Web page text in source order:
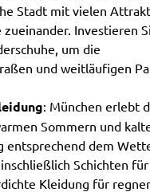
Stadt mit vielen
Investieren
um die
und weitläufigen
: München erlebt
Sommern und
entsprechend dem
Schichten
Kleidung für